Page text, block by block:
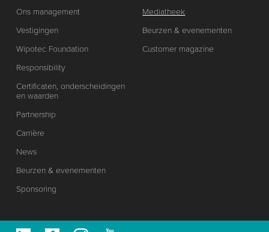
Ons management
Vestigingen
Wipotec Foundation
Responsibility
Certificaten, onderscheidingen
en waarden
Partnership
Carrière
News
Beurzen & evenementen
Sponsoring
Mediatheek
Beurzen & evenementen
Customer magazine